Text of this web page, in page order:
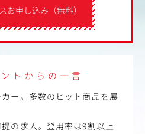
お申し込み（無料）
トからの一言
ー。多数のヒット商品を展
の求人。登用率は9割以上